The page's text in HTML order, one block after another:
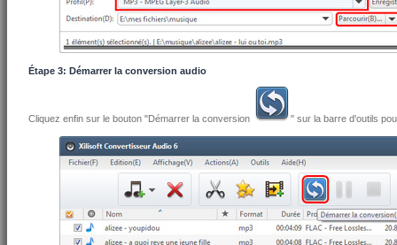
Étape 3: Démarrer la conversion audio
Cliquez enfin sur le bouton "Démarrer la conversion " sur la barre d'outils